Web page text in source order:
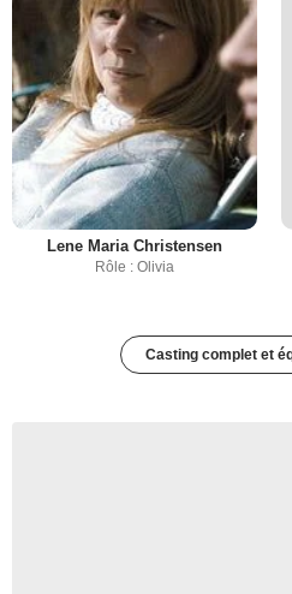
Lene Maria Christensen
Rôle : Olivia
Casting complet et